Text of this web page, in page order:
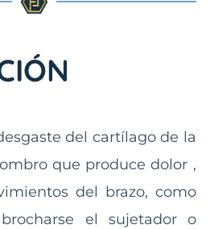
del cartílago de la
que produce dolor ,
del brazo, como
el sujetador o